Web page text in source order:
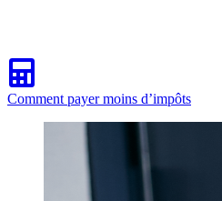
Comment payer moins d’impôts